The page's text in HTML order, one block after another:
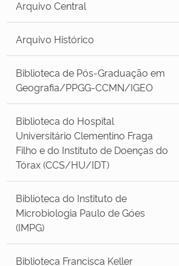
Arquivo Central
Arquivo Histórico
Biblioteca de Pós-Graduação em
Geografia/PPGG-CCMN/IGEO
Biblioteca do Hospital
Universitário Clementino Fraga
Filho e do Instituto de Doenças do
Tórax (CCS/HU/IDT)
Biblioteca do Instituto de
Microbiologia Paulo de Góes
(IMPG)
Biblioteca Francisca Keller